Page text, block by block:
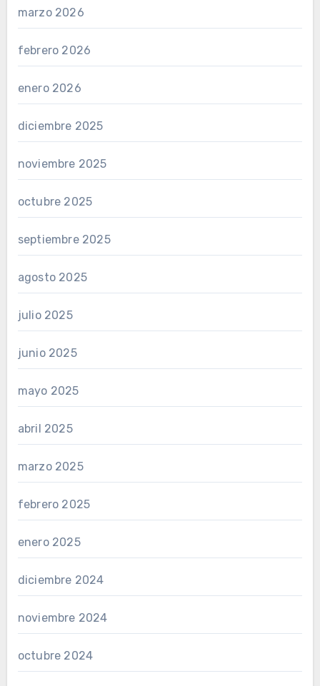
marzo 2026
febrero 2026
enero 2026
diciembre 2025
noviembre 2025
octubre 2025
septiembre 2025
agosto 2025
julio 2025
junio 2025
mayo 2025
abril 2025
marzo 2025
febrero 2025
enero 2025
diciembre 2024
noviembre 2024
octubre 2024